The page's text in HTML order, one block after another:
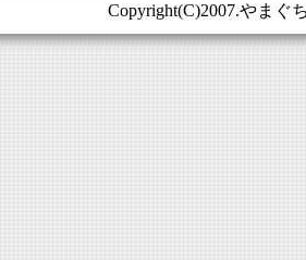
Copyright(C)2007.やまぐ